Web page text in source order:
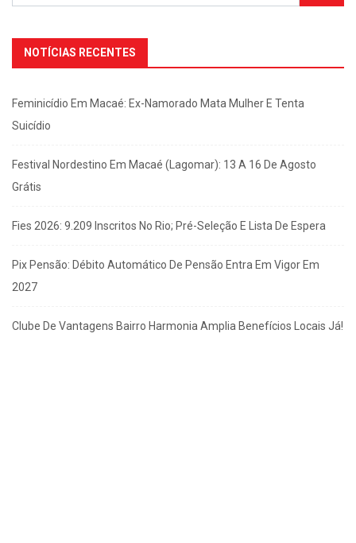
NOTÍCIAS RECENTES
Feminicídio Em Macaé: Ex-Namorado Mata Mulher E Tenta
Suicídio
Festival Nordestino Em Macaé (Lagomar): 13 A 16 De Agosto
Grátis
Fies 2026: 9.209 Inscritos No Rio; Pré-Seleção E Lista De Espera
Pix Pensão: Débito Automático De Pensão Entra Em Vigor Em
2027
Clube De Vantagens Bairro Harmonia Amplia Benefícios Locais Já!